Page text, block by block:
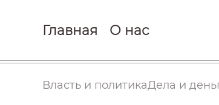
Главная О нас
Власть и политикаДела и